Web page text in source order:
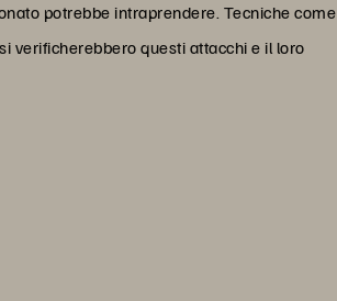
potrebbe intraprendere. Tecniche come
verificherebbero questi attacchi e il loro